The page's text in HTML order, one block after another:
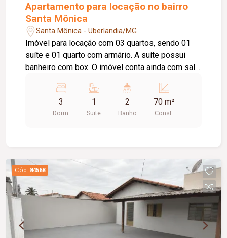
Apartamento para locação no bairro
Santa Mônica
Santa Mônica - Uberlandia/MG
Imóvel para locação com 03 quartos, sendo 01
suíte e 01 quarto com armário. A suíte possui
banheiro com box. O imóvel conta ainda com sala,
com box, área de serviço e 01 vaga de
estacionamento. Entre em contato e agende sua
visita. Este pode ser o imóvel ideal para você!
3
Dorm.
1
Suite
2
Banho
70 m²
Const.
Cód. 84568